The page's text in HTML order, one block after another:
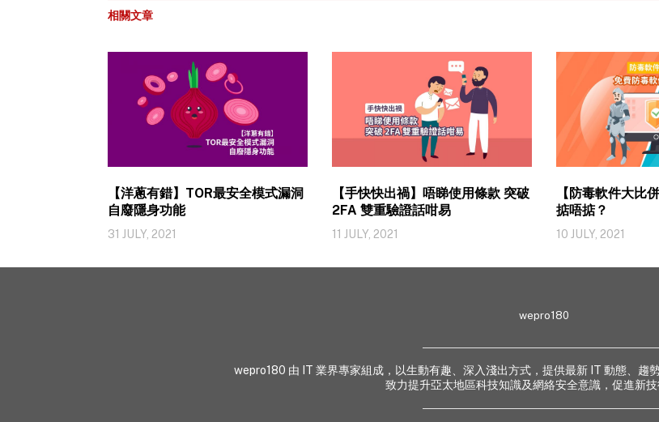
相關文章
【洋蔥有錯】TOR最安全模式漏洞
自廢隱身功能
31 JULY, 2021
【手快快出禍】唔睇使用條款 突破
2FA 雙重驗證話咁易
11 JULY, 2021
【防毒軟件大比
掂唔掂？
10 JULY, 2021
wepro180
wepro180 由 IT 業界專家組成，以生動有趣、深入淺出方式，提供最新 IT 動態、趨
致力提升亞太地區科技知識及網絡安全意識，促進新技